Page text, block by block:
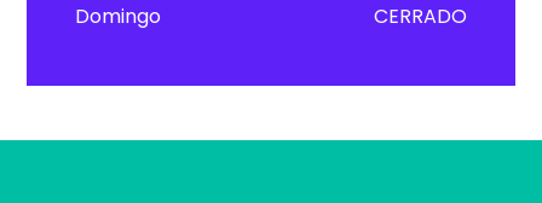
Domingo
CERRADO